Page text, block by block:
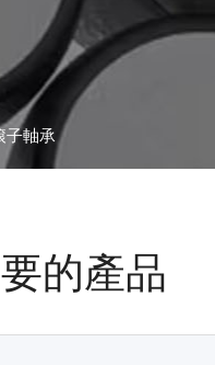
子軸承
的產品